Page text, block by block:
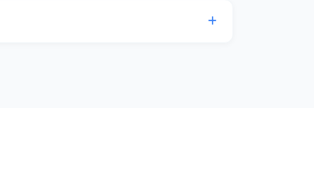
de iyi kurulmuş bir SEO altyapısı